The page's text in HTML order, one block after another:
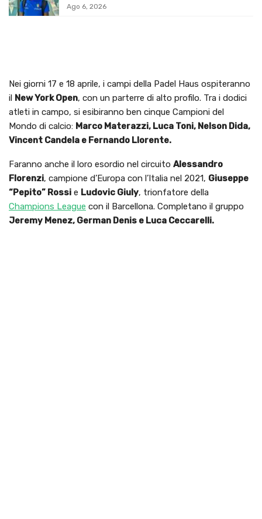
Ago 6, 2026
Nei giorni 17 e 18 aprile, i campi della Padel Haus ospiteranno
il New York Open, con un parterre di alto profilo. Tra i dodici
atleti in campo, si esibiranno ben cinque Campioni del
Mondo di calcio: Marco Materazzi, Luca Toni, Nelson Dida,
Vincent Candela e Fernando Llorente.
Faranno anche il loro esordio nel circuito Alessandro
Florenzi, campione d’Europa con l’Italia nel 2021, Giuseppe
“Pepito” Rossi e Ludovic Giuly, trionfatore della
Champions League con il Barcellona. Completano il gruppo
Jeremy Menez, German Denis e Luca Ceccarelli.